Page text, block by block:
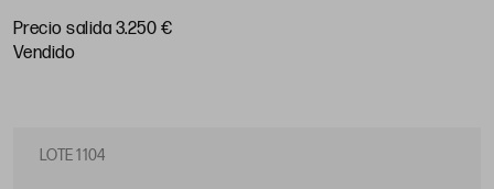
Precio salida 3.250 €
vendido
LOTE 1104